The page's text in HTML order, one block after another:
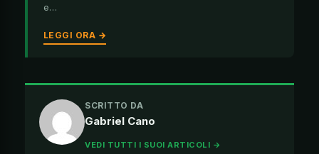
e…
LEGGI ORA →
SCRITTO DA
Gabriel Cano
VEDI TUTTI I SUOI ARTICOLI →